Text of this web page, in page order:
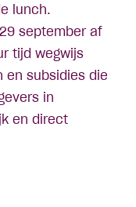
lunch.
september af
tijd wegwijs
en subsidies die
in
en direct